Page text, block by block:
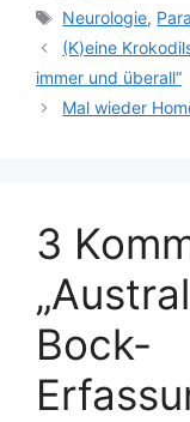
Schlagwörter
Neurologie,
(K)eine
immer und überall“
Mal wieder
3
Bock-